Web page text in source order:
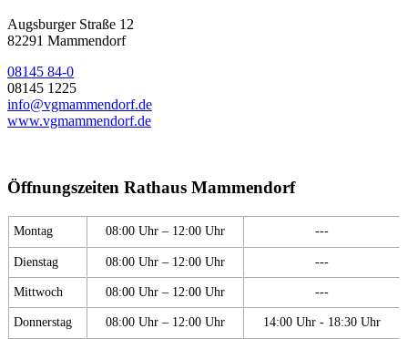
Augsburger Straße 12
82291 Mammendorf
08145 84-0
08145 1225
info@vgmammendorf.de
www.vgmammendorf.de
Öffnungszeiten Rathaus Mammendorf
Montag 08:00 Uhr – 12:00 Uhr ---
Dienstag 08:00 Uhr – 12:00 Uhr ---
Mittwoch 08:00 Uhr – 12:00 Uhr ---
Donnerstag 08:00 Uhr – 12:00 Uhr 14:00 Uhr - 18:30 Uhr